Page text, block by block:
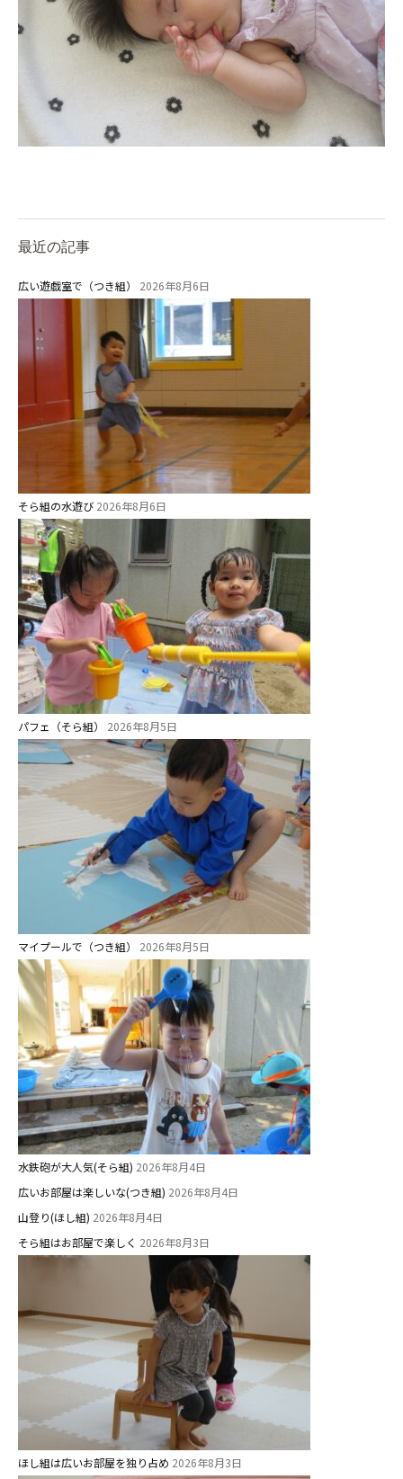
最近の記事
広い遊戯室で（つき組） 2026年8月6日
そら組の水遊び 2026年8月6日
パフェ（そら組） 2026年8月5日
マイプールで（つき組） 2026年8月5日
水鉄砲が大人気(そら組) 2026年8月4日
広いお部屋は楽しいな(つき組) 2026年8月4日
山登り(ほし組) 2026年8月4日
そら組はお部屋で楽しく 2026年8月3日
ほし組は広いお部屋を独り占め 2026年8月3日
お知らせ
今日の幼稚園
園児募集要項